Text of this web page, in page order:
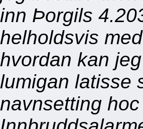
inn Þorgils
helholdsvis
hvordan kan
lumigan latisse
navnsetting